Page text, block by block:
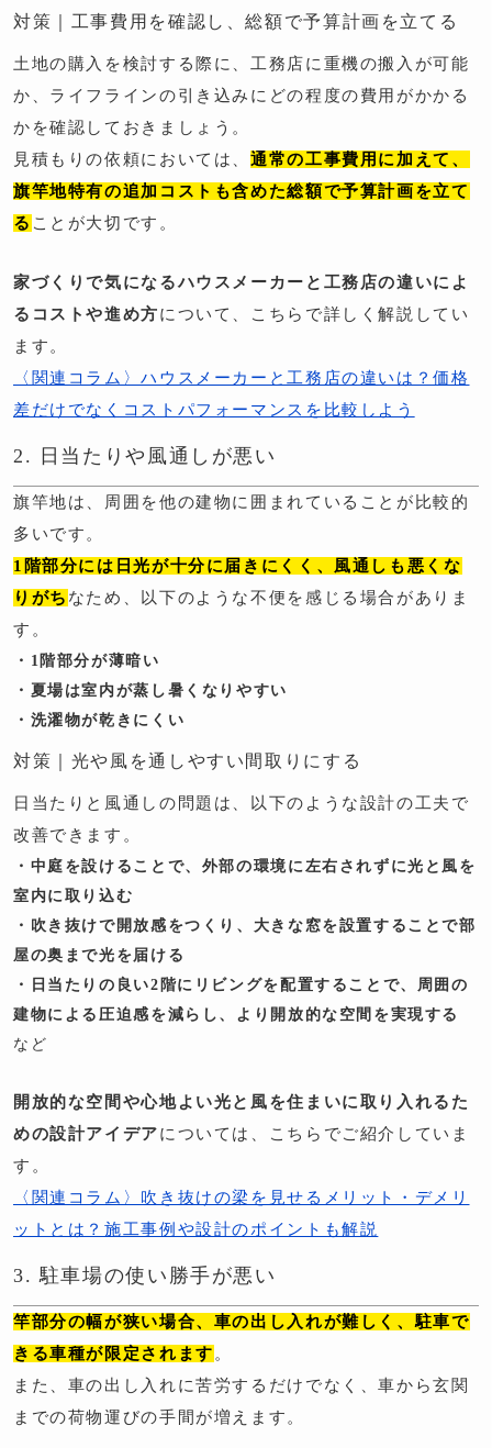
対策｜工事費用を確認し、総額で予算計画を立てる
土地の購入を検討する際に、工務店に重機の搬入が可能
か、ライフラインの引き込みにどの程度の費用がかかる
かを確認しておきましょう。
見積もりの依頼においては、通常の工事費用に加えて、
旗竿地特有の追加コストも含めた総額で予算計画を立て
る ことが大切です。
家づくりで気になるハウスメーカーと工務店の違いによ
るコストや進め方について、こちらで詳しく解説してい
ます。
〈関連コラム〉ハウスメーカーと工務店の違いは？価格
差だけでなくコストパフォーマンスを比較しよう
2. 日当たりや風通しが悪い
旗竿地は、周囲を他の建物に囲まれていることが比較的
多いです。
1階部分には日光が十分に届きにくく、風通しも悪くな
りがち なため、以下のような不便を感じる場合がありま
す。
・1階部分が薄暗い
・夏場は室内が蒸し暑くなりやすい
・洗濯物が乾きにくい
対策｜光や風を通しやすい間取りにする
日当たりと風通しの問題は、以下のような設計の工夫で
改善できます。
・中庭を設けることで、外部の環境に左右されずに光と風を
室内に取り込む
・吹き抜けで開放感をつくり、大きな窓を設置することで部
屋の奥まで光を届ける
・日当たりの良い2階にリビングを配置することで、周囲の
建物による圧迫感を減らし、より開放的な空間を実現する
など
開放的な空間や心地よい光と風を住まいに取り入れるた
めの設計アイデアについては、こちらでご紹介していま
す。
〈関連コラム〉吹き抜けの梁を見せるメリット・デメリ
ットとは？施工事例や設計のポイントも解説
3. 駐車場の使い勝手が悪い
竿部分の幅が狭い場合、車の出し入れが難しく、駐車で
きる車種が限定されます 。
また、車の出し入れに苦労するだけでなく、車から玄関
までの荷物運びの手間が増えます。